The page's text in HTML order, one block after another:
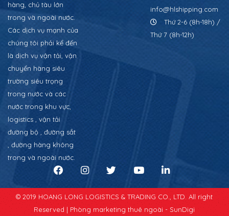
hàng, chủ tàu lớn
trong và ngoài nước.
Các dịch vụ mạnh của
chúng tôi phải kể đến
là dịch vụ vận tải, vận
chuyển hàng siêu
trường siêu trọng
trong nước và các
nước trong khu vực,
logistics , vận tải
đường bộ , đường sắt
, đường hàng không
trong và ngoài nước.
info@hlshipping.com
Thứ 2-6 (8h-18h) /
Thứ 7 (8h-12h)
© 2019 HOANG LONG LOGISTICS & TRADING CO., LTD. All right
Reserved | Phòng marketing thuê ngoài - SunDigi